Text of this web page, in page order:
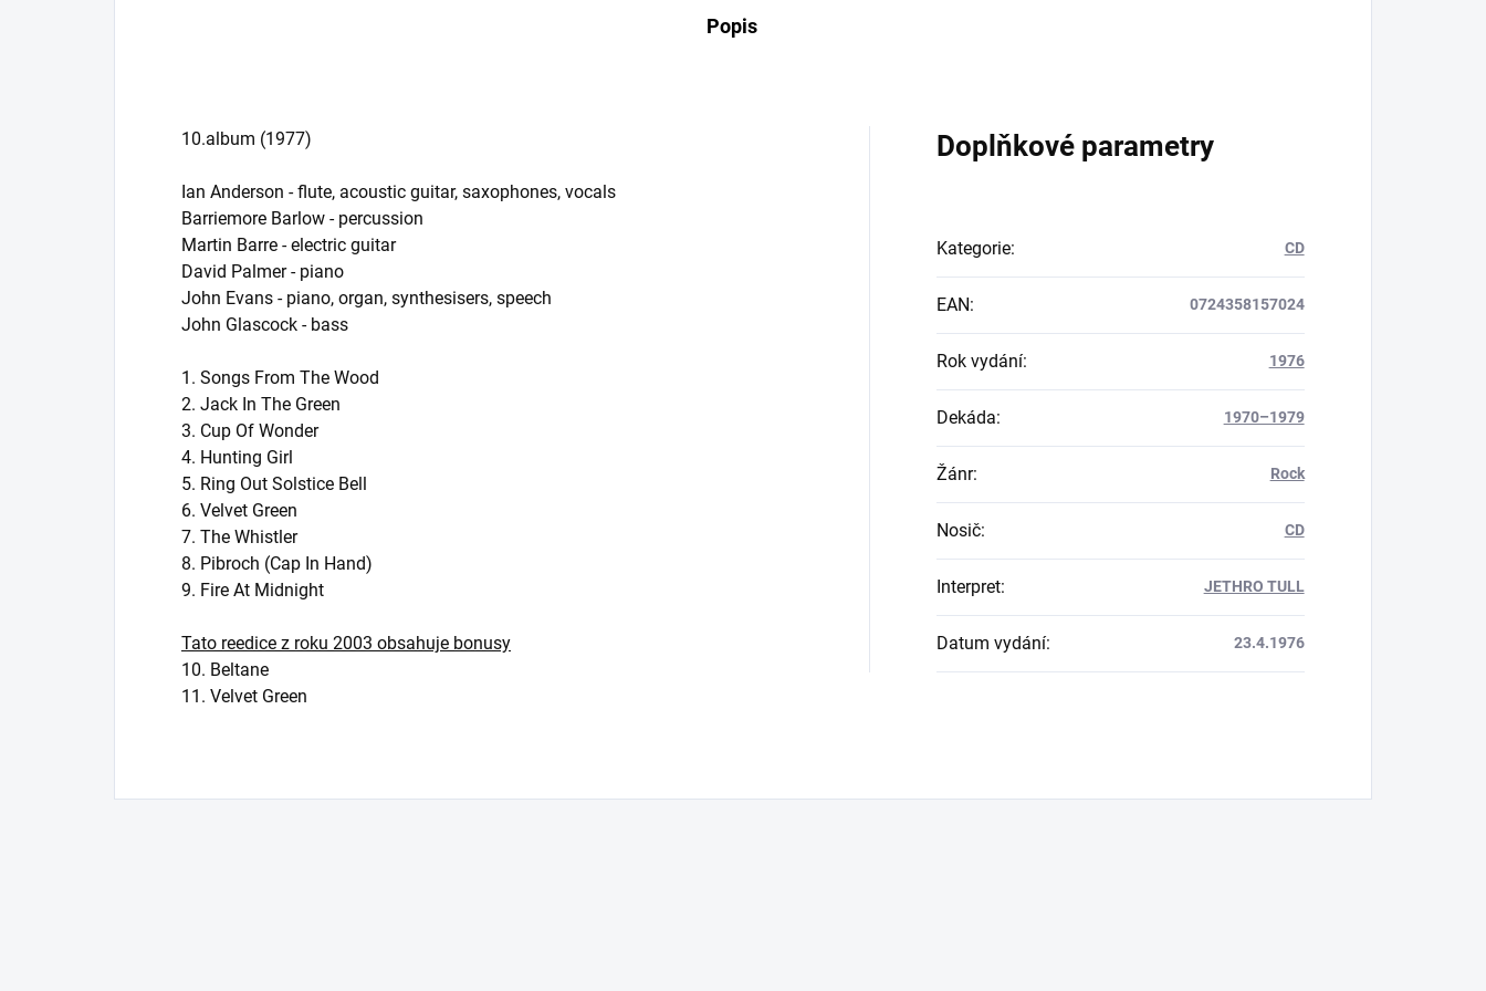
Popis
10.album (1977)
Ian Anderson - flute, acoustic guitar, saxophones, vocals
Barriemore Barlow - percussion
Martin Barre - electric guitar
David Palmer - piano
John Evans - piano, organ, synthesisers, speech
John Glascock - bass
1. Songs From The Wood
2. Jack In The Green
3. Cup Of Wonder
4. Hunting Girl
5. Ring Out Solstice Bell
6. Velvet Green
7. The Whistler
8. Pibroch (Cap In Hand)
9. Fire At Midnight
Tato reedice z roku 2003 obsahuje bonusy
10. Beltane
11. Velvet Green
Doplňkové parametry
Kategorie: CD
EAN: 0724358157024
Rok vydání: 1976
Dekáda: 1970–1979
Žánr: Rock
Nosič: CD
Interpret: JETHRO TULL
Datum vydání: 23.4.1976